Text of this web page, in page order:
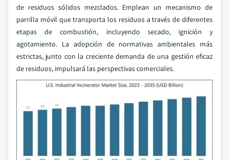
de residuos sólidos mezclados. Emplean un mecanismo de
parrilla móvil que transporta los residuos a través de diferentes
etapas de combustión, incluyendo secado, ignición y
agotamiento. La adopción de normativas ambientales más
estrictas, junto con la creciente demanda de una gestión eficaz
de residuos, impulsará las perspectivas comerciales.